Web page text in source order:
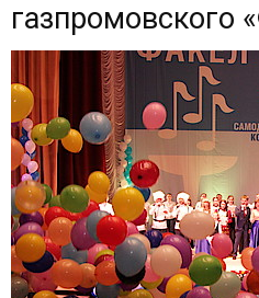
газпромовского